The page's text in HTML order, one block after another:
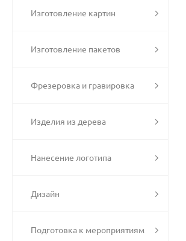
Изготовление картин
Изготовление пакетов
Фрезеровка и гравировка
Изделия из дерева
Нанесение логотипа
Дизайн
Подготовка к мероприятиям